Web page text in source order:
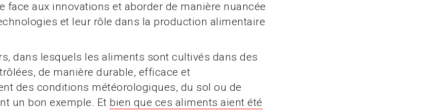
face aux innovations et aborder de manière nuancée
et leur rôle dans la production alimentaire
dans lesquels les aliments sont cultivés dans des
de manière durable, efficace et
des conditions météorologiques, du sol ou de
un bon exemple. Et bien que ces aliments aient été